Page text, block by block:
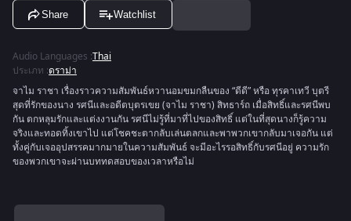
Share Watchlist
Audio Languages :Thai
ประเภท :ดราม่า
จาไม ราชา เรื่องราวความสัมพันธ์หวานอมขมกลืนของ “ดีดี” หรือ ทุรคาเทวี บุตรี
สุดที่รักของนาง รศนีและอดีตบุตรเขย (จาไม ราชา) สิทธาร์ถ เมื่อสิทธิ์และรศนีพบ
กัน ตกหลุมรักและแต่งงานกัน รศนีไม่รู้ที่มาที่ไปของสิทธิ์ แต่ในที่สุดนางก็รู้ความ
จริงและทอดทิ้งเขาไป แต่โชคชะตากลับเล่นตลกและพาพวกเขากลับมาเจอกัน แต่
ทั้งคู่กับเจออุปสรรคมากมายในความสัมพันธ์ จะมีอะไรรอสิทธิ์กับรศนีอยู่ ความรัก
ของพวกเขาจะผ่านบททดสอบของเวลาหรือไม่